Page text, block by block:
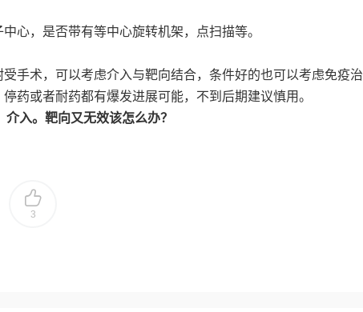
心，是否带有等中心旋转机架，点扫描等。
手术，可以考虑介入与靶向结合，条件好的也可以考虑免疫治
药或者耐药都有爆发进展可能，不到后期建议慎用。
入。靶向又无效该怎么办？
3